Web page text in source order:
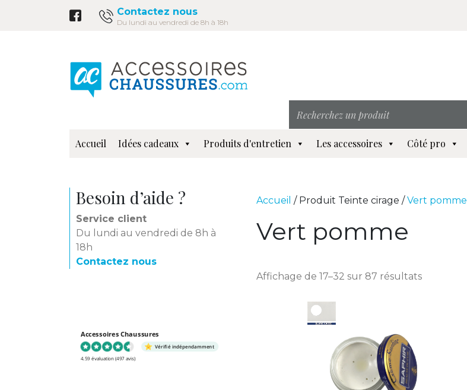
Contactez nous
Du lundi au vendredi de 8h à 18h
Accueil Idées cadeaux Produits d'entretien Les accessoires Côté pro
Besoin d’aide ?
Service client
Du lundi au vendredi de 8h à
18h
Contactez nous
Accessoires Chaussures
Vérifié indépendamment
4.59 évaluation (497 avis)
Accueil / Produit Teinte cirage /Vert pomme
Vert pomme
Affichage de 17–32 sur 87 résultats